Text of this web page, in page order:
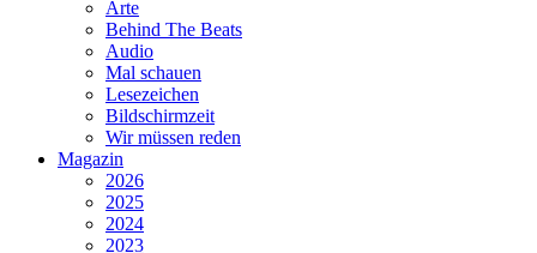
Arte
Behind The Beats
Audio
Mal schauen
Lesezeichen
Bildschirmzeit
Wir müssen reden
Magazin
2026
2025
2024
2023